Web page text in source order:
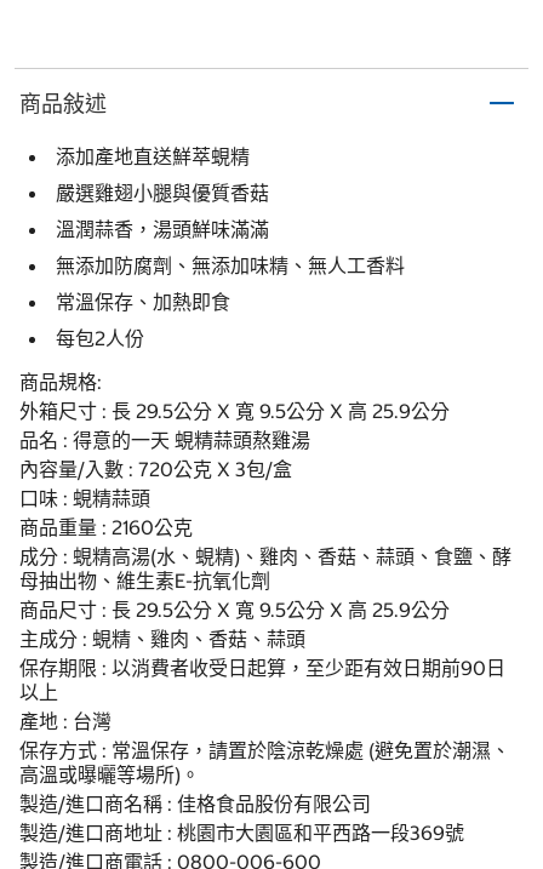
商品敍述
添加產地直送鮮萃蜆精
嚴選雞翅小腿與優質香菇
溫潤蒜香，湯頭鮮味滿滿
無添加防腐劑、無添加味精、無人工香料
常溫保存、加熱即食
每包2人份
商品規格:
外箱尺寸 : 長 29.5公分 X 寬 9.5公分 X 高 25.9公分
品名 : 得意的一天 蜆精蒜頭熬雞湯
內容量/入數 : 720公克 X 3包/盒
口味 : 蜆精蒜頭
商品重量 : 2160公克
成分 : 蜆精高湯(水、蜆精)、雞肉、香菇、蒜頭、食鹽、酵
母抽出物、維生素E-抗氧化劑
商品尺寸 : 長 29.5公分 X 寬 9.5公分 X 高 25.9公分
主成分 : 蜆精、雞肉、香菇、蒜頭
保存期限 : 以消費者收受日起算，至少距有效日期前90日
以上
產地 : 台灣
保存方式 : 常溫保存，請置於陰涼乾燥處 (避免置於潮濕、
高溫或曝曬等場所)。
製造/進口商名稱 : 佳格食品股份有限公司
製造/進口商地址 : 桃園市大園區和平西路一段369號
製造/進口商電話 : 0800-006-600